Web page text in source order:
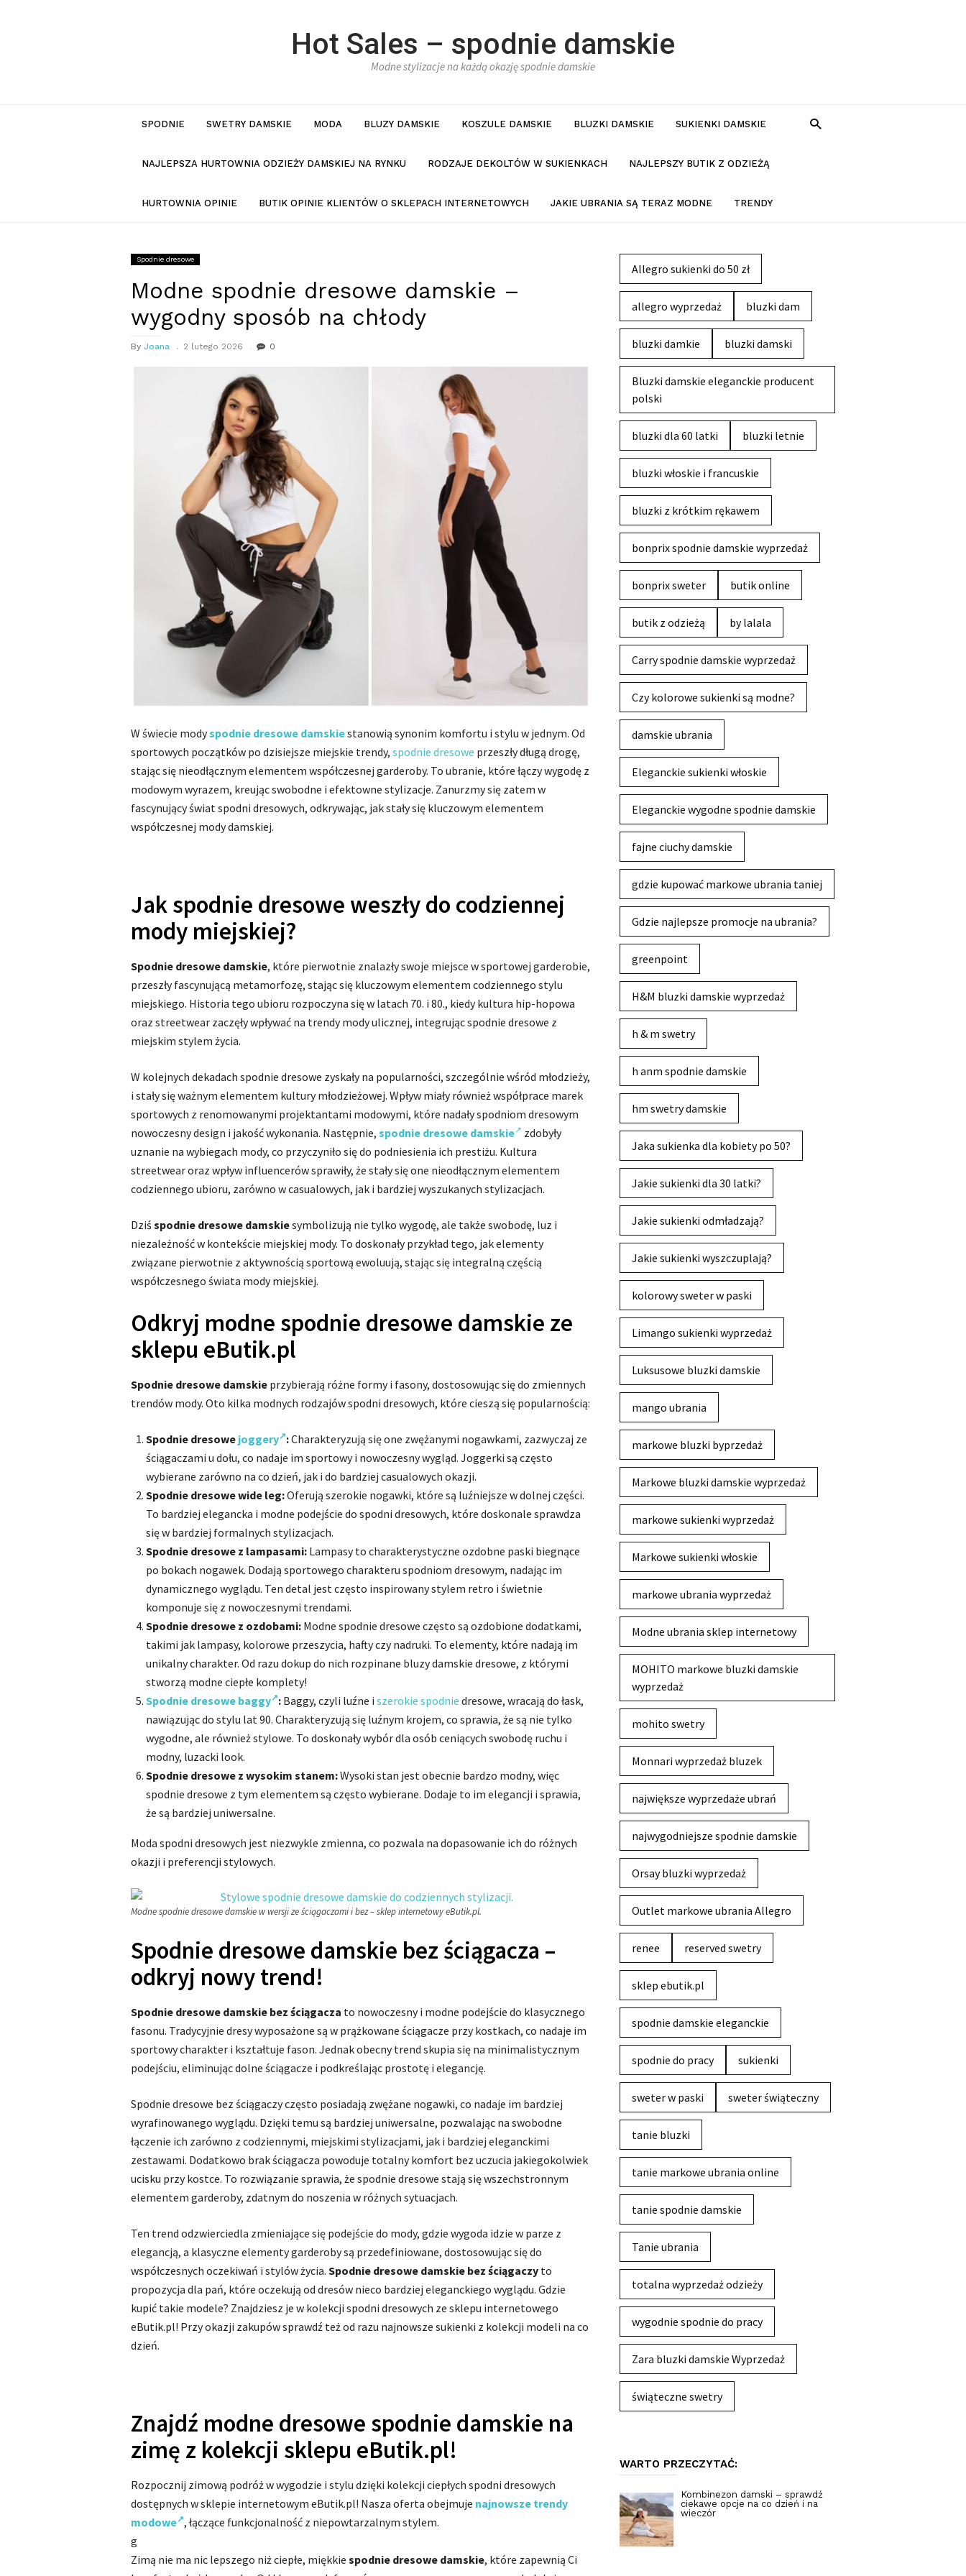
Hot Sales – spodnie damskie
Modne stylizacje na każdą okazję spodnie damskie
SPODNIE SWETRY DAMSKIE MODA BLUZY DAMSKIE KOSZULE DAMSKIE BLUZKI DAMSKIE SUKIENKI DAMSKIE
NAJLEPSZA HURTOWNIA ODZIEŻY DAMSKIEJ NA RYNKU RODZAJE DEKOLTÓW W SUKIENKACH NAJLEPSZY BUTIK Z ODZIEŻĄ
HURTOWNIA OPINIE BUTIK OPINIE KLIENTÓW O SKLEPACH INTERNETOWYCH JAKIE UBRANIA SĄ TERAZ MODNE TRENDY
Spodnie dresowe
Modne spodnie dresowe damskie –
wygodny sposób na chłody
By Joana 2 lutego 2026 0
W świecie modyspodnie dresowe damskiestanowią synonim komfortu i stylu w jednym. Od
sportowych początków po dzisiejsze miejskie trendy, spodnie dresowe przeszły długą drogę,
stając się nieodłącznym elementem współczesnej garderoby. To ubranie, które łączy wygodę z
modowym wyrazem, kreując swobodne i efektowne stylizacje. Zanurzmy się zatem w
fascynujący świat spodni dresowych, odkrywając, jak stały się kluczowym elementem
współczesnej mody damskiej.
Jak spodnie dresowe weszły do codziennej
mody miejskiej?
Spodnie dresowe damskie, które pierwotnie znalazły swoje miejsce w sportowej garderobie,
przeszły fascynującą metamorfozę, stając się kluczowym elementem codziennego stylu
miejskiego. Historia tego ubioru rozpoczyna się w latach 70. i 80., kiedy kultura hip-hopowa
oraz streetwear zaczęły wpływać na trendy mody ulicznej, integrując spodnie dresowe z
miejskim stylem życia.
W kolejnych dekadach spodnie dresowe zyskały na popularności, szczególnie wśród młodzieży,
i stały się ważnym elementem kultury młodzieżowej. Wpływ miały również współprace marek
sportowych z renomowanymi projektantami modowymi, które nadały spodniom dresowym
nowoczesny design i jakość wykonania. Następnie, spodnie dresowe damskie
zdobyły
uznanie na wybiegach mody, co przyczyniło się do podniesienia ich prestiżu. Kultura
streetwear oraz wpływ influencerów sprawiły, że stały się one nieodłącznym elementem
codziennego ubioru, zarówno w casualowych, jak i bardziej wyszukanych stylizacjach.
Dziśspodnie dresowe damskiesymbolizują nie tylko wygodę, ale także swobodę, luz i
niezależność w kontekście miejskiej mody. To doskonały przykład tego, jak elementy
związane pierwotnie z aktywnością sportową ewoluują, stając się integralną częścią
współczesnego świata mody miejskiej.
Odkryj modne spodnie dresowe damskie ze
sklepu eButik.pl
Spodnie dresowe damskie przybierają różne formy i fasony, dostosowując się do zmiennych
trendów mody. Oto kilka modnych rodzajów spodni dresowych, które cieszą się popularnością:
Spodnie dresowe joggery :Charakteryzują się one zwężanymi nogawkami, zazwyczaj ze
ściągaczami u dołu, co nadaje im sportowy i nowoczesny wygląd. Joggerki są często
wybierane zarówno na co dzień, jak i do bardziej casualowych okazji.
Spodnie dresowe wide leg:Oferują szerokie nogawki, które są luźniejsze w dolnej części.
To bardziej elegancka i modne podejście do spodni dresowych, które doskonale sprawdza
się w bardziej formalnych stylizacjach.
Spodnie dresowe z lampasami: Lampasy to charakterystyczne ozdobne paski biegnące
po bokach nogawek. Dodają sportowego charakteru spodniom dresowym, nadając im
dynamicznego wyglądu. Ten detal jest często inspirowany stylem retro i świetnie
komponuje się z nowoczesnymi trendami.
Spodnie dresowe z ozdobami: Modne spodnie dresowe często są ozdobione dodatkami,
takimi jak lampasy, kolorowe przeszycia, hafty czy nadruki. To elementy, które nadają im
unikalny charakter. Od razu dokup do nich rozpinane bluzy damskie dresowe, z którymi
stworzą modne ciepłe komplety!
Spodnie dresowe baggy : Baggy, czyli luźne i szerokie spodnie dresowe, wracają do łask,
nawiązując do stylu lat 90. Charakteryzują się luźnym krojem, co sprawia, że są nie tylko
wygodne, ale również stylowe. To doskonały wybór dla osób ceniących swobodę ruchu i
modny, luzacki look.
Spodnie dresowe z wysokim stanem:Wysoki stan jest obecnie bardzo modny, więc
spodnie dresowe z tym elementem są często wybierane. Dodaje to im elegancji i sprawia,
że są bardziej uniwersalne.
Moda spodni dresowych jest niezwykle zmienna, co pozwala na dopasowanie ich do różnych
okazji i preferencji stylowych.
Modne spodnie dresowe damskie w wersji ze ściągaczami i bez – sklep internetowy eButik.pl.
Spodnie dresowe damskie bez ściągacza –
odkryj nowy trend!
Spodnie dresowe damskie bez ściągacza to nowoczesny i modne podejście do klasycznego
fasonu. Tradycyjnie dresy wyposażone są w prążkowane ściągacze przy kostkach, co nadaje im
sportowy charakter i kształtuje fason. Jednak obecny trend skupia się na minimalistycznym
podejściu, eliminując dolne ściągacze i podkreślając prostotę i elegancję.
Spodnie dresowe bez ściągaczy często posiadają zwężane nogawki, co nadaje im bardziej
wyrafinowanego wyglądu. Dzięki temu są bardziej uniwersalne, pozwalając na swobodne
łączenie ich zarówno z codziennymi, miejskimi stylizacjami, jak i bardziej eleganckimi
zestawami. Dodatkowo brak ściągacza powoduje totalny komfort bez uczucia jakiegokolwiek
ucisku przy kostce. To rozwiązanie sprawia, że spodnie dresowe stają się wszechstronnym
elementem garderoby, zdatnym do noszenia w różnych sytuacjach.
Ten trend odzwierciedla zmieniające się podejście do mody, gdzie wygoda idzie w parze z
elegancją, a klasyczne elementy garderoby są przedefiniowane, dostosowując się do
współczesnych oczekiwań i stylów życia. Spodnie dresowe damskie bez ściągaczy to
propozycja dla pań, które oczekują od dresów nieco bardziej eleganckiego wyglądu. Gdzie
kupić takie modele? Znajdziesz je w kolekcji spodni dresowych ze sklepu internetowego
eButik.pl! Przy okazji zakupów sprawdź też od razu najnowsze sukienki z kolekcji modeli na co
dzień.
Znajdź modne dresowe spodnie damskie na
zimę z kolekcji sklepu eButik.pl!
Rozpocznij zimową podróż w wygodzie i stylu dzięki kolekcji ciepłych spodni dresowych
dostępnych w sklepie internetowym eButik.pl! Nasza oferta obejmuje najnowsze trendy
modowe , łączące funkcjonalność z niepowtarzalnym stylem.
g
Zimą nie ma nic lepszego niż ciepłe, miękkie spodnie dresowe damskie, które zapewnią Ci
Allegro sukienki do 50 zł
allegro wyprzedaż bluzki dam
bluzki damkie bluzki damski
Bluzki damskie eleganckie producent
polski
bluzki dla 60 latki bluzki letnie
bluzki włoskie i francuskie
bluzki z krótkim rękawem
bonprix spodnie damskie wyprzedaż
bonprix sweter butik online
butik z odzieżą by lalala
Carry spodnie damskie wyprzedaż
Czy kolorowe sukienki są modne?
damskie ubrania
Eleganckie sukienki włoskie
Eleganckie wygodne spodnie damskie
fajne ciuchy damskie
gdzie kupować markowe ubrania taniej
Gdzie najlepsze promocje na ubrania?
greenpoint
H&M bluzki damskie wyprzedaż
h & m swetry
h anm spodnie damskie
hm swetry damskie
Jaka sukienka dla kobiety po 50?
Jakie sukienki dla 30 latki?
Jakie sukienki odmładzają?
Jakie sukienki wyszczuplają?
kolorowy sweter w paski
Limango sukienki wyprzedaż
Luksusowe bluzki damskie
mango ubrania
markowe bluzki byprzedaż
Markowe bluzki damskie wyprzedaż
markowe sukienki wyprzedaż
Markowe sukienki włoskie
markowe ubrania wyprzedaż
Modne ubrania sklep internetowy
MOHITO markowe bluzki damskie
wyprzedaż
mohito swetry
Monnari wyprzedaż bluzek
największe wyprzedaże ubrań
najwygodniejsze spodnie damskie
Orsay bluzki wyprzedaż
Outlet markowe ubrania Allegro
renee reserved swetry
sklep ebutik.pl
spodnie damskie eleganckie
spodnie do pracy sukienki
sweter w paski sweter świąteczny
tanie bluzki
tanie markowe ubrania online
tanie spodnie damskie
Tanie ubrania
totalna wyprzedaż odzieży
wygodnie spodnie do pracy
Zara bluzki damskie Wyprzedaż
świąteczne swetry
WARTO PRZECZYTAĆ:
Kombinezon damski – sprawdź
ciekawe opcje na co dzień i na
wieczór